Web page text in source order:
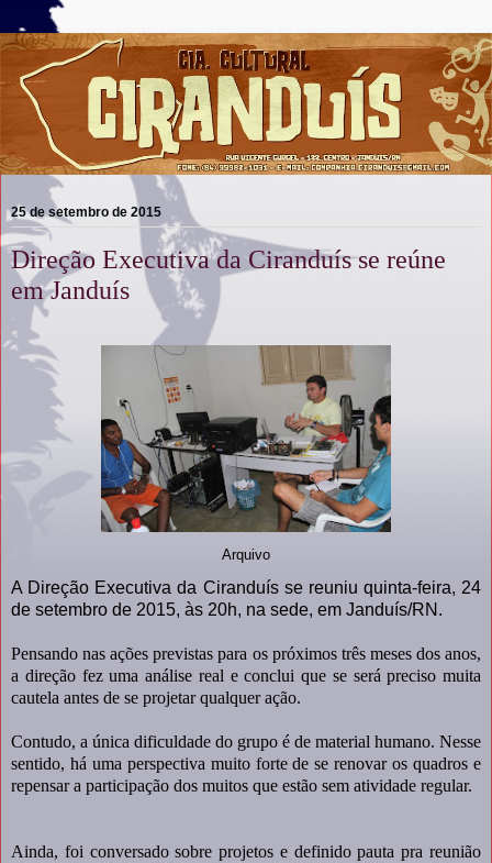
25 de setembro de 2015
Direção Executiva da Ciranduís se reúne
em Janduís
Arquivo
A Direção Executiva da Ciranduís se reuniu quinta-feira, 24
de setembro de 2015, às 20h, na sede, em Janduís/RN.
Pensando nas ações previstas para os próximos três meses dos anos,
a direção fez uma análise real e conclui que se será preciso muita
cautela antes de se projetar qualquer ação.
Contudo, a única dificuldade do grupo é de material humano. Nesse
sentido, há uma perspectiva muito forte de se renovar os quadros e
repensar a participação dos muitos que estão sem atividade regular.
Ainda, foi conversado sobre projetos e definido pauta pra reunião